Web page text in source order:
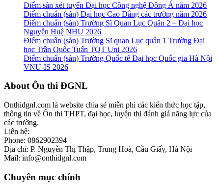
Điểm sàn xét tuyển Đại học Công nghệ Đông Á năm 2026
Điểm chuẩn (sàn) Đại học Cao Đẳng các trường năm 2026
Điểm chuẩn (sàn) Trường Sĩ Quan Lục Quân 2 – Đại học
Nguyễn Huệ NHU 2026
Điểm chuẩn (sàn) Trường Sĩ quan Lục quân 1 Trường Đại
học Trần Quốc Tuấn TQT Uni 2026
Điểm chuẩn (sàn) Trường Quốc tế Đại học Quốc gia Hà Nội
VNU-IS 2026
Footer
About Ôn thi ĐGNL
Onthidgnl.com là website chia sẻ miễn phí các kiến thức học tập,
thông tin về Ôn thi THPT, đại học, luyện thi đánh giá năng lực của
các trường.
Liên hệ:
Phone: 0862902394
Địa chỉ: P. Nguyễn Thị Thập, Trung Hoà, Cầu Giấy, Hà Nội
Mail: info@onthidgnl.com
Chuyên mục chính